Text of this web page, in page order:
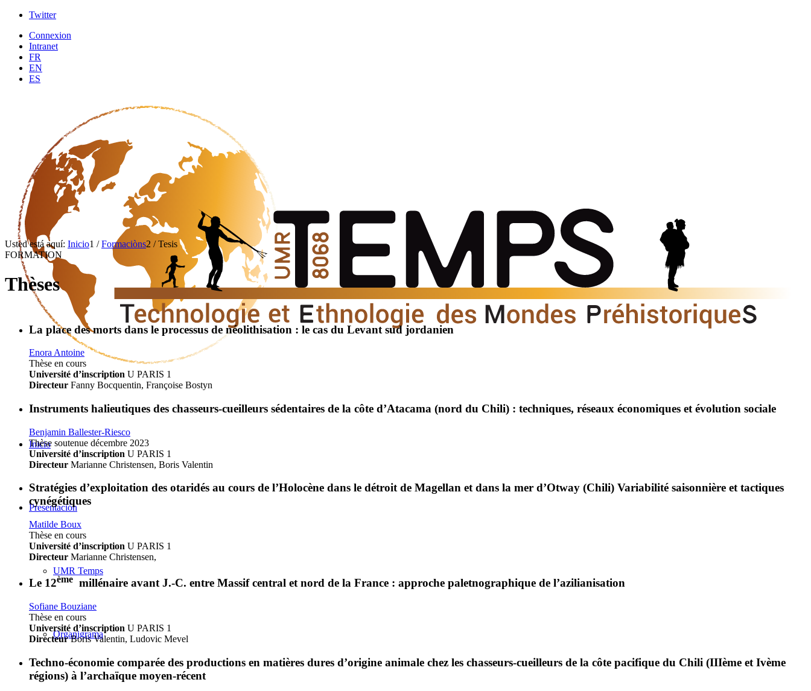
Twitter
Connexion
Intranet
FR
EN
ES
Inicio
Presentación
UMR Temps
Organigrama
Usted está aquí: Inicio1 / Formaciòns2 / Tesis
FORMATION
Thèses
La place des morts dans le processus de néolithisation : le cas du Levant sud jordanien
Enora Antoine
Thèse en cours
Université d’inscription U PARIS 1
Directeur Fanny Bocquentin, Françoise Bostyn
Instruments halieutiques des chasseurs-cueilleurs sédentaires de la côte d’Atacama (nord du Chili) : techniques, réseaux économiques et évolution sociale
Benjamin Ballester-Riesco
Thèse soutenue décembre 2023
Université d’inscription U PARIS 1
Directeur Marianne Christensen, Boris Valentin
Stratégies d’exploitation des otaridés au cours de l’Holocène dans le détroit de Magellan et dans la mer d’Otway (Chili) Variabilité saisonnière et tactiques
cynégétiques
Matilde Boux
Thèse en cours
Université d’inscription U PARIS 1
Directeur Marianne Christensen,
Le 12ème millénaire avant J.-C. entre Massif central et nord de la France : approche paletnographique de l’azilianisation
Sofiane Bouziane
Thèse en cours
Université d’inscription U PARIS 1
DirecteurBoris Valentin, Ludovic Mevel
Techno-économie comparée des productions en matières dures d’origine animale chez les chasseurs-cueilleurs de la côte pacifique du Chili (IIIème et Ivème
régions) à l’archaïque moyen-récent